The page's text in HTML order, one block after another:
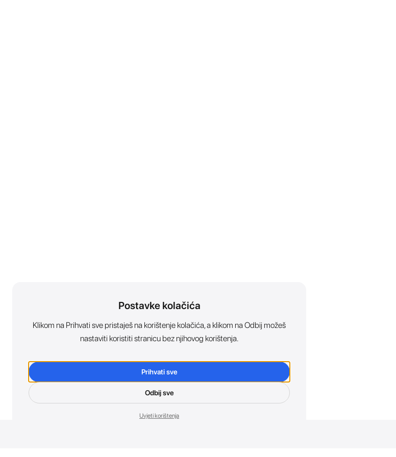
Postavke kolačića
Klikom na Prihvati sve pristaješ na korištenje kolačića, a klikom na Odbij možeš
nastaviti koristiti stranicu bez njihovog korištenja.
Prihvati sve
Odbij sve
Uvjeti korištenja